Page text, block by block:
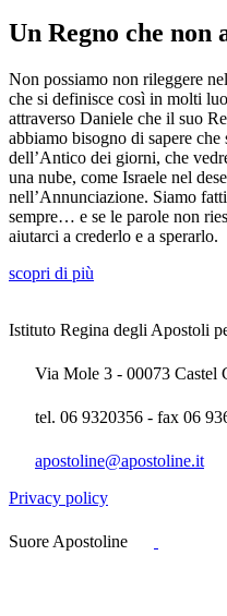
Un Regno che non
Non possiamo non rileggere
che si definisce così in molti
attraverso Daniele che il suo
abbiamo bisogno di sapere che
dell’Antico dei giorni, che
una nube, come Israele nel
nell’Annunciazione. Siamo
sempre… e se le parole non
aiutarci a crederlo e a sperarlo.
scopri di più
Istituto Regina degli Apostoli
Via Mole 3 - 00073
tel. 06 9320356 - fax 06
apostoline@apostoline.it
Privacy policy
Suore Apostoline